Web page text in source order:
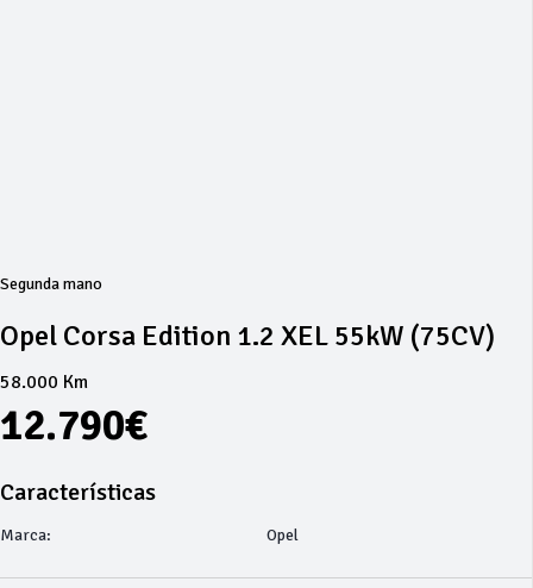
Segunda mano
Opel Corsa Edition 1.2 XEL 55kW (75CV)
58.000 Km
12.790€
Características
Marca: Opel